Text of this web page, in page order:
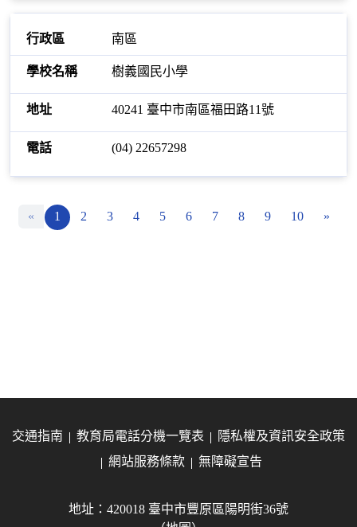
南區
樹義國民小學
40241 臺中市南區福田路11號
(04) 22657298
« 1 2 3 4 5 6 7 8 9 10 »
交通指南 教育局電話分機一覽表
隱私權及資訊安全政策
網站服務條款
無障礙宣告
地址：420018 臺中市豐原區陽明街36號